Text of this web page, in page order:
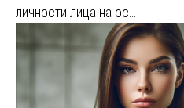
личности лица на ос…